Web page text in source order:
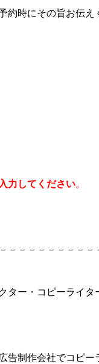
約時にその旨お伝え
力してください。
－－－－－－－－－
ー・コピーライタ
告制作会社でコピ